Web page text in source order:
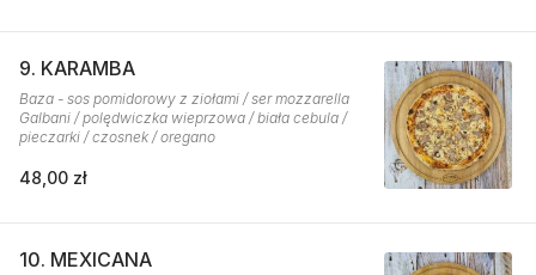
9. KARAMBA
Baza - sos pomidorowy z ziołami / ser mozzarella
Galbani / polędwiczka wieprzowa / biała cebula /
pieczarki / czosnek / oregano
48,00 zł
10. MEXICANA